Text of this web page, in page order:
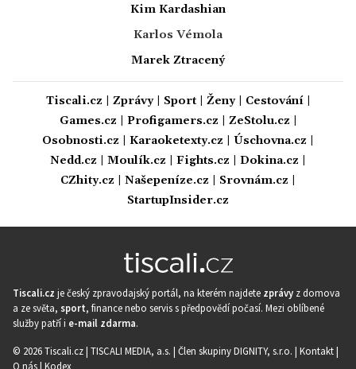
Kim Kardashian
Karlos Vémola
Marek Ztracený
Tiscali.cz Zprávy| Sport| Ženy| Cestování|
Games.cz
Profigamers.cz ZeStolu.cz
Osobnosti.cz
Karaoketexty.cz Úschovna.cz
Nedd.cz
Moulík.cz Fights.cz Dokina.cz
CZhity.cz
Našepeníze.cz Srovnám.cz
StartupInsider.cz
Tiscali.cz je český zpravodajský portál, na kterém najdete zprávy z domova
a ze světa, sport, finance nebo servis s předpovědí počasí. Mezi oblíbené
služby patří i e-mail zdarma.
© 2026 Tiscali.cz | TISCALI MEDIA, a.s. | Člen skupiny DIGNITY, s.r.o. | Kontakt|
O nás| Kodex